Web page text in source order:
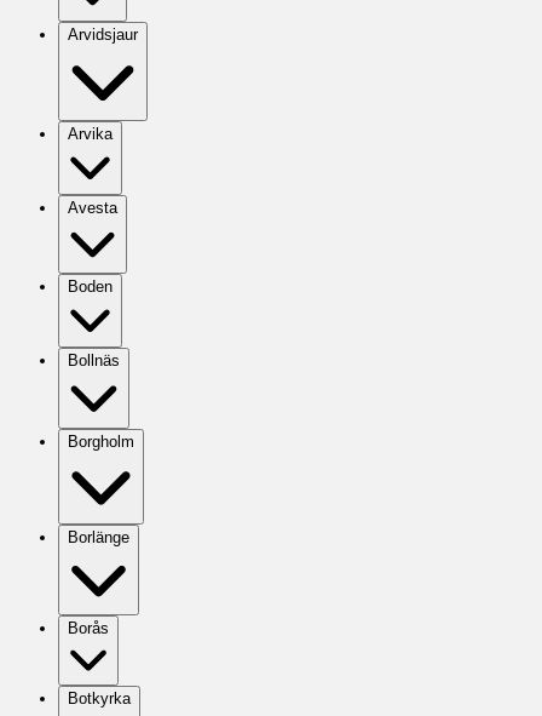
Arvidsjaur
Arvika
Avesta
Boden
Bollnäs
Borgholm
Borlänge
Borås
Botkyrka